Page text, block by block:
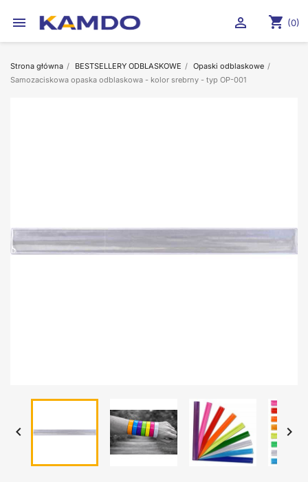
 shopping_cart (0)

Strona główna BESTSELLERY ODBLASKOWE
Opaski odblaskowe
Samozaciskowa opaska odblaskowa - kolor srebrny - typ OP-001
 